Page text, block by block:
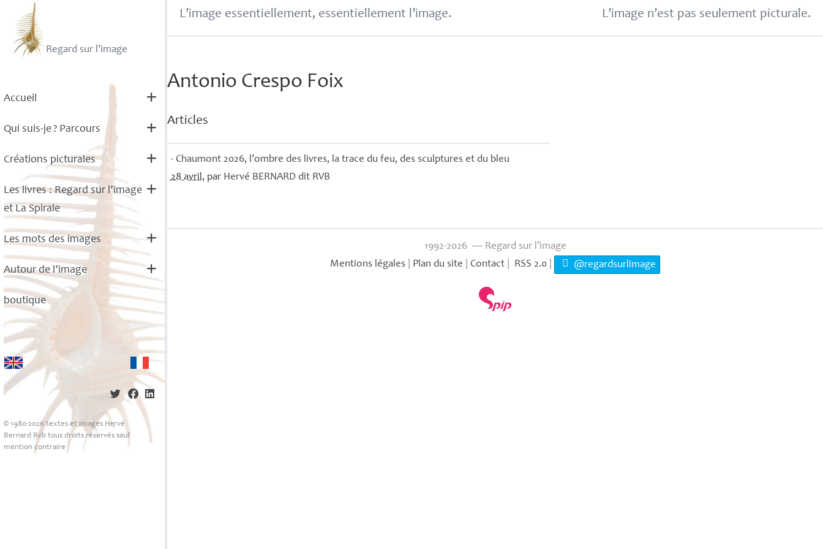
Regard sur l’image
Accueil
Qui suis-je? Parcours
Créations picturales
Les livres : Regard sur l’image
et La Spirale
Les mots des images
Autour de l’image
boutique
© 1980-2026 textes et images Hervé
Bernard Rvb tous droits réservés sauf
mention contraire
L’image essentiellement, essentiellement l’image. L’image n’est pas seulement picturale.
Antonio Crespo Foix
Articles
- Chaumont 2026, l’ombre des livres, la trace du feu, des sculptures et du bleu
28 avril, par Hervé BERNARD dit RVB
1992-2026 — Regard sur l’image
Mentions légales
Plan du site |Contact RSS 2.0 @regardsurlimage